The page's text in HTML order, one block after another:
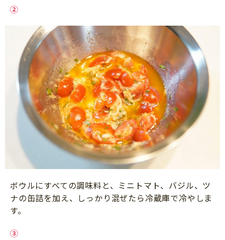
②
ボウルにすべての調味料と、ミニトマト、バジル、ツ
ナの缶詰を加え、しっかり混ぜたら冷蔵庫で冷やしま
す。
③